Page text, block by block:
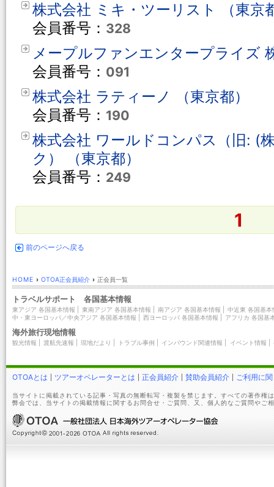
株式会社 ミキ・ツーリスト （東京
会員番号： 328
メープルファンエンタープライズ
会員番号： 091
株式会社 ラティーノ （東京都）
会員番号： 190
株式会社 ワールドコンパス（旧: (
ク） （東京都）
会員番号： 249
1
前のページへ戻る
HOME › OTOA正会員紹介 › 正会員一覧
トラベルサポート 各国基本情報
東アジア 各国基本情報 東南アジア 各国基本情報 南アジア 各国基本情報
中近東 各国基本
中・東ヨーロッパ／中央アジア 各国基本情報
西ヨーロッパ 各国基本情報 アフリカ 各国基
海外旅行現地情報
観光情報 渡航先速報 現地だより トラブル事例 インバウンド関連情報 イベント情報
OTOAとは ツアーオペレーターとは 正会員紹介 賛助会員紹介 ご利用に
当サイトに掲載されている記事・写真の無断転写・複製を禁じます。すべての著作権
弊会では、当サイトの掲載情報に関するお問合せ・ご質問、又、個人的なご質問やご